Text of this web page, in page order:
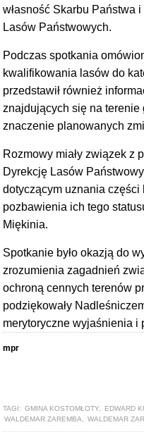
własność Skarbu Państwa
Lasów Państwowych.
Podczas spotkania
kwalifikowania lasów do
przedstawił również
znajdujących się na terenie
znaczenie planowanych
Rozmowy miały związek z
Dyrekcję Lasów
dotyczącym uznania
pozbawienia ich tego
Miękinia.
Spotkanie było okazją do
zrozumienia zagadnień
ochroną cennych terenów
podziękowały
merytoryczne wyjaśnienia i
mpr
TAGI: GMINA KOSTOMŁOTY EDWARD
WALDEMAR ZAREMBA
WALDEMAR